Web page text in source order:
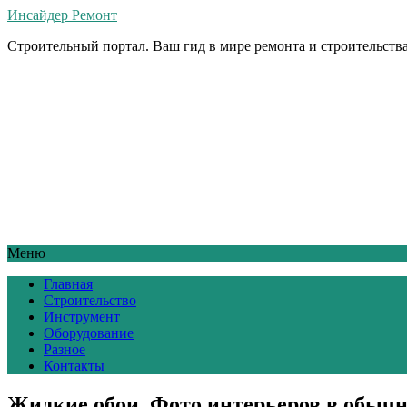
Инсайдер Ремонт
Строительный портал. Ваш гид в мире ремонта и
Меню
Главная
Строительство
Инструмент
Оборудование
Разное
Контакты